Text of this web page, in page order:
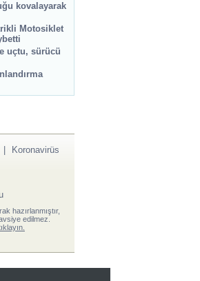
kovalayarak
Motosiklet
uçtu, sürücü
|
Koronavirüs
hazırlanmıştır,
edilmez.